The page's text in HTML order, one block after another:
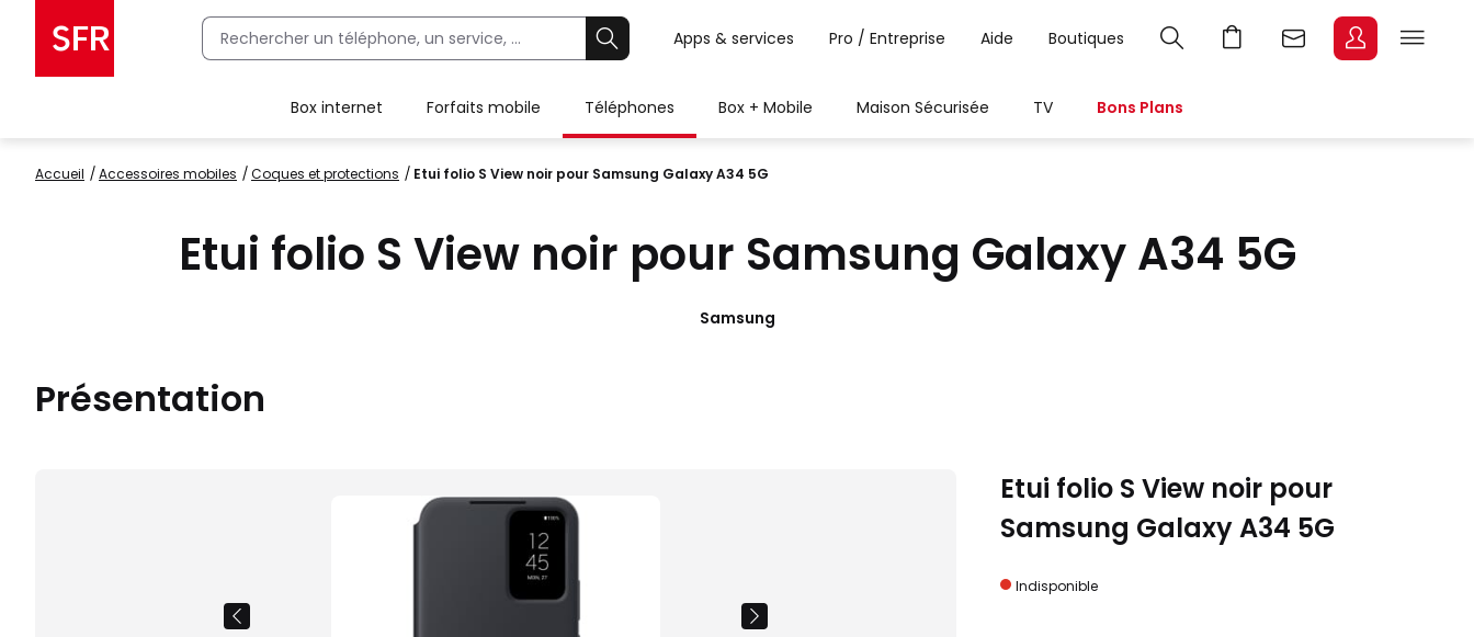
Apps & services Pro / Entreprise Aide Boutiques
Box internet Forfaits mobile Téléphones Box + Mobile Maison Sécurisée TV Bons Plans
Accueil accessoires mobiles coques et protections Etui folio S View noir pour Samsung Galaxy A34 5G
Etui folio S View noir pour Samsung Galaxy A34 5G
Samsung
Présentation
Images
produit
Etui folio S View noir pour
Samsung Galaxy A34 5G
Indisponible